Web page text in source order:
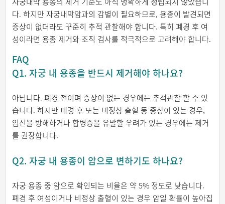
다. 하지만 자궁내막암과의 감별이 필요하므로, 용종이 발견되면
증상이 없더라도 꾸준히 추적 관찰해야 합니다. 특히 폐경 후 여
성이라면 용종 제거와 조직 검사를 적극적으로 고려해야 합니다.
FAQ
Q1. 자궁 내 용종을 반드시 제거해야 하나요?
아닙니다. 폐경 전이며 증상이 없는 경우에는 추적관찰 할 수 있
습니다. 하지만 폐경 후 또는 비정상 출혈 등 증상이 있는 경우,
임신을 방해하거나 합병증을 유발할 우려가 있는 경우에는 제거
를 권장합니다.
Q2. 자궁 내 용종이 암으로 변하기도 하나요?
자궁 용종 중 암으로 확인되는 비율은 약 5% 정도로 낮습니다.
폐경 후 여성이거나 비정상 출혈이 있는 경우 암일 확률이 높아집